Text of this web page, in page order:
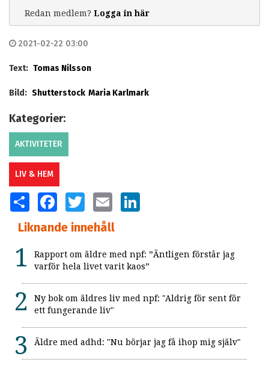
Redan medlem? Logga in här
2021-02-22 03:00
Text: Tomas Nilsson
Bild: Shutterstock Maria Karlmark
Kategorier:
AKTIVITETER
LIV & HEM
SHARE FACEBOOKTWITTER EMAIL
Liknande innehåll
Rapport om äldre med npf: ”Äntligen förstår jag
varför hela livet varit kaos”
Ny bok om äldres liv med npf: "Aldrig för sent för
ett fungerande liv"
Äldre med adhd: "Nu börjar jag få ihop mig själv"